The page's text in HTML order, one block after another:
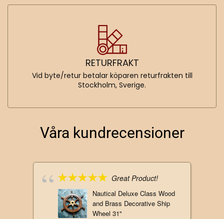
RETURFRAKT
Vid byte/retur betalar köparen returfrakten till
Stockholm, Sverige.
Våra kundrecensioner
Great Product!
Nautical Deluxe Class Wood
and Brass Decorative Ship
Wheel 31"